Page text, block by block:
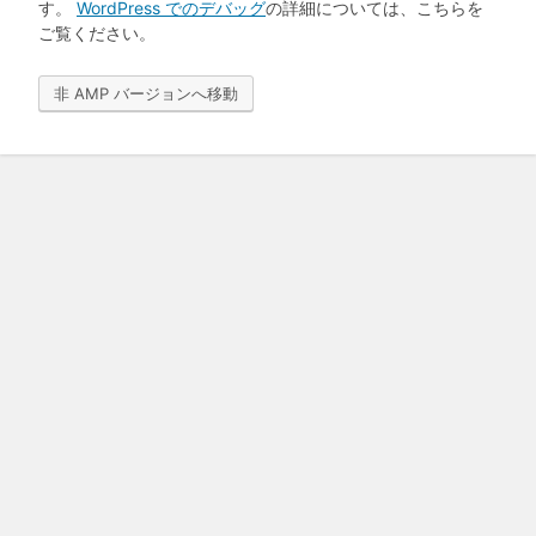
す。 WordPress でのデバッグの詳細については、こちらを
ご覧ください。
非 AMP バージョンへ移動